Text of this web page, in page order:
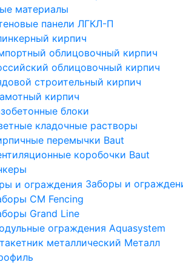
материалы
панели ЛГКЛ-П
кирпич
облицовочный кирпич
облицовочный кирпич
строительный кирпич
кирпич
блоки
кладочные растворы
перемычки Baut
коробочки Baut
Заборы и
CM Fencing
Grand Line
ограждения Aquasystem
металлический Металл